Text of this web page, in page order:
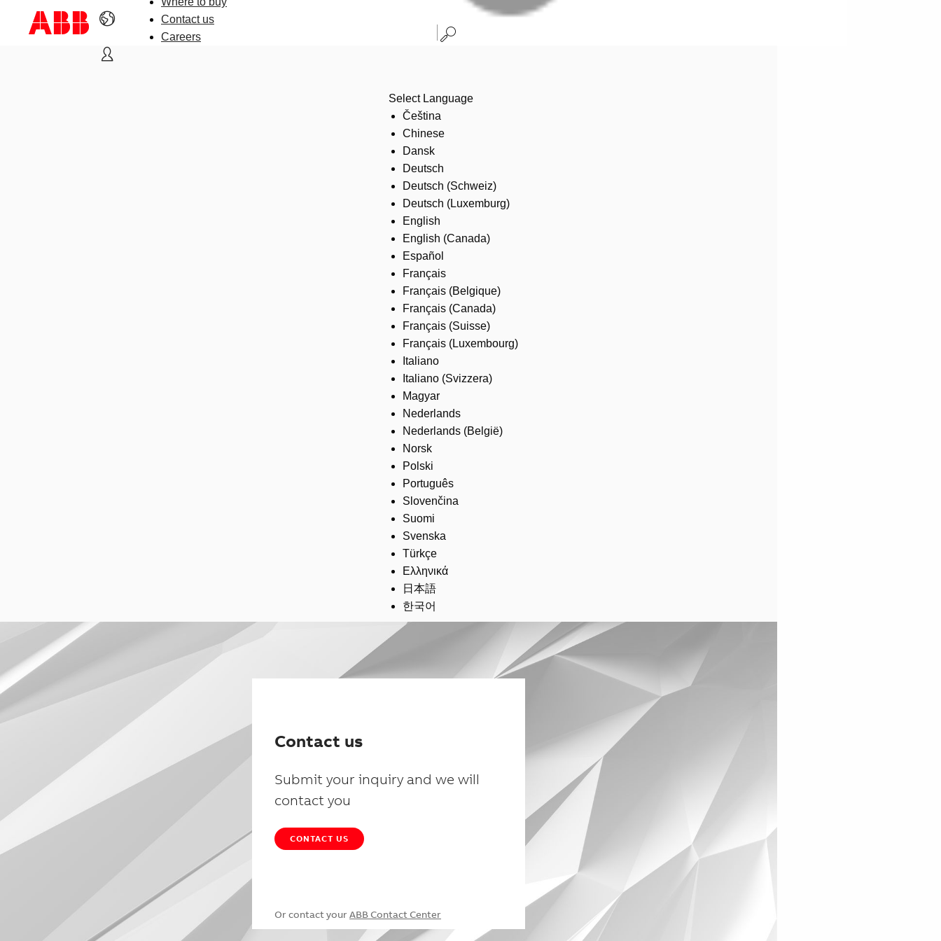
Contact us
Careers
Select Language
Čeština
Chinese
Dansk
Deutsch
Deutsch (Schweiz)
Deutsch (Luxemburg)
English
English (Canada)
Español
Français
Français (Belgique)
Français (Canada)
Français (Suisse)
Français (Luxembourg)
Italiano
Italiano (Svizzera)
Magyar
Nederlands
Nederlands (België)
Norsk
Polski
Português
Slovenčina
Suomi
Svenska
Türkçe
Ελληνικά
日本語
한국어
Contact us
Submit your inquiry and we will
contact you
CONTACT US
Or contact your ABB Contact Center